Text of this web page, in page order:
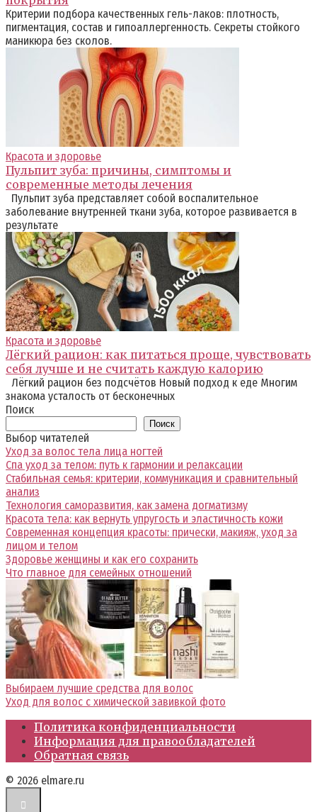
Критерии подбора качественных гель-лаков: плотность,
пигментация, состав и гипоаллергенность. Секреты стойкого
маникюра без сколов.
Красота и здоровье
Пульпит зуба: причины, симптомы и
современные методы лечения
Пульпит зуба представляет собой воспалительное
заболевание внутренней ткани зуба, которое развивается в
результате
Красота и здоровье
Лёгкий рацион: как питаться проще, чувствовать
себя лучше и не считать каждую калорию
Лёгкий рацион без подсчётов Новый подход к еде Многим
знакома усталость от бесконечных
Поиск
Поиск
Выбор читателей
Уход за волос тела лица ногтей
Спа уход за телом: путь к гармонии и релаксации
Стабильная семья: критерии, коммуникация и сравнительный
анализ
Технология саморазвития, как замена догматизму
Красота тела: как вернуть упругость и эластичность кожи
Современная концепция красоты: прически, макияж, уход за
лицом и телом
Здоровье женщины и как его сохранить
Что главное для семейных отношений
Выбираем лучшие средства для волос
Уход для волос с химической завивкой фото
Политика конфиденциальности
Информация для правообладателей
Обратная связь
© 2026 elmare.ru